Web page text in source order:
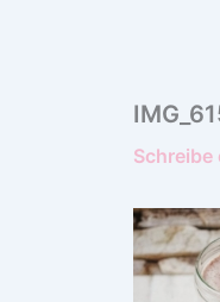
Schreibe